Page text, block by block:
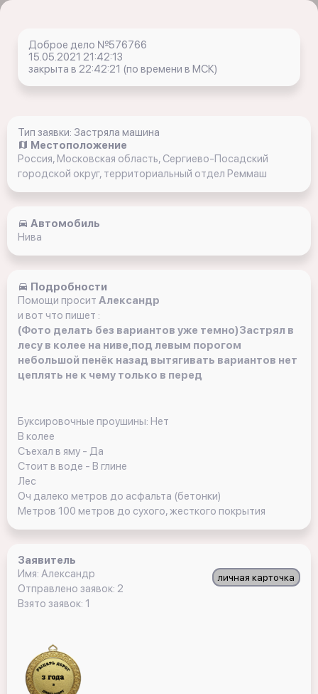
Доброе дело №576766
15.05.2021 21:42:13
закрыта в 22:42:21 (по времени в МСК)
Тип заявки: Застряла машина
Местоположение
Россия, Московская область, Сергиево-Посадский
городской округ, территориальный отдел Реммаш
Автомобиль
Нива
Подробности
Помощи просит Александр
и вот что пишет :
(Фото делать без вариантов уже темно)Застрял в
лесу в колее на ниве,под левым порогом
небольшой пенёк назад вытягивать вариантов нет
цеплять не к чему только в перед
Буксировочные проушины: Нет
В колее
Съехал в яму - Да
Стоит в воде - В глине
Лес
Оч далеко метров до асфальта (бетонки)
Метров 100 метров до сухого, жесткого покрытия
Заявитель
личная карточка
Имя: Александр
Отправлено заявок: 2
Взято заявок: 1